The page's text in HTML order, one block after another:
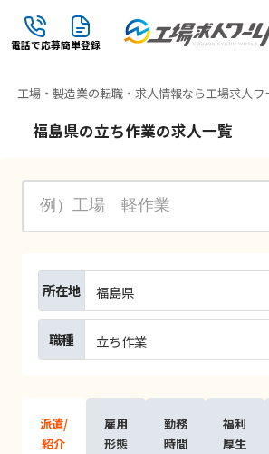
電話で応募簡単登録
工場・製造業の転職・求人情報なら工場求人ワ
福島県の立ち作業の求人一覧
所在地 福島県
職種 立ち作業
派遣/
紹介
雇用
形態
勤務
時間
福利
厚生